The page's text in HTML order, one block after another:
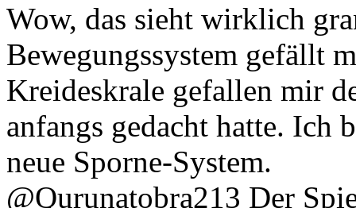
Wow, das sieht wirklich
Bewegungssystem gefällt
Kreideskrale gefallen mir
anfangs gedacht hatte. Ich
neue Sporne-System.
@Qurunatobra213 Der